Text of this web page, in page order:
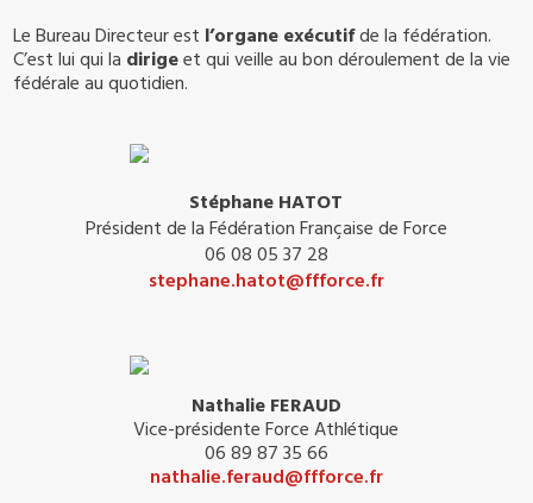
Le Bureau Directeur est l’organe exécutifde la fédération.
C’est lui qui la dirigeet qui veille au bon déroulement de la vie
fédérale au quotidien.
Stéphane HATOT
Président de la Fédération Française de Force
06 08 05 37 28
stephane.hatot@ffforce.fr
Nathalie FERAUD
Vice-présidente Force Athlétique
06 89 87 35 66
nathalie.feraud@ffforce.fr